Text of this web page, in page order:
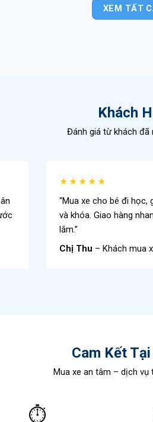
XEM TẤT
Khách
Đánh giá từ khách đã
★★★★★
“Mua xe cho bé đi
và khóa. Giao hàng
lắm.”
Chị Thu – Khách mua
Cam Kết
Mua xe an tâm – dịch
⏱️